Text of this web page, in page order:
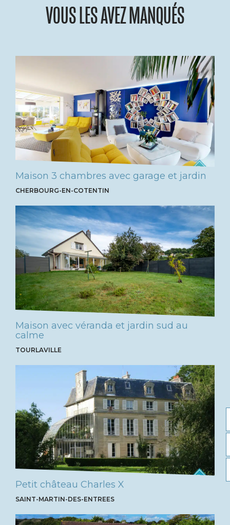
VOUS LES AVEZ MANQUÉS
Maison 3 chambres avec garage et jardin
CHERBOURG-EN-COTENTIN
Maison avec véranda et jardin sud au
calme
TOURLAVILLE
Petit château Charles X
SAINT-MARTIN-DES-ENTREES